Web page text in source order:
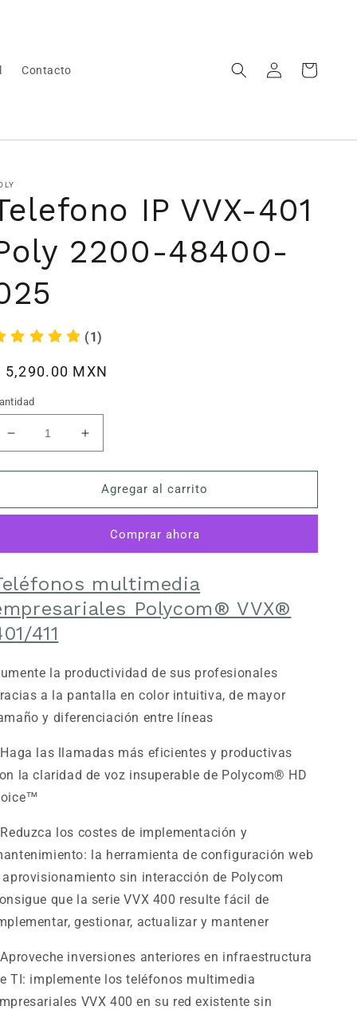
Contacto
sesión
Carrito
IP VVX-401
2200-48400-
(1)
5,290.00 MXN
Reducir
cantidad
para
IP
Poly
2200-
48400-
025
Aumentar
cantidad
para
Telefono
IP
Poly
48400-
025
Agregar al carrito
Comprar ahora
multimedia
Polycom® VVX®
411
la productividad de sus profesionales
a la pantalla en color intuitiva, de mayor
y diferenciación entre líneas
Haga las llamadas más eficientes y productivas
la claridad de voz insuperable de Polycom® HD
Reduzca los costes de implementación y
la herramienta de configuración web
aprovisionamiento sin interacción de Polycom
que la serie VVX 400 resulte fácil de
gestionar, actualizar y mantener
Aproveche inversiones anteriores en infraestructura
TI: implemente los teléfonos multimedia
VVX 400 en su red existente sin